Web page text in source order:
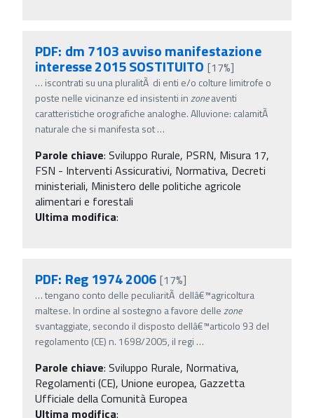
PDF: dm 7103 avviso manifestazione
interesse 2015 SOSTITUITO [17%]
… iscontrati su una pluralitÃ di enti e/o colture limitrofe o
poste nelle vicinanze ed insistenti inzoneaventi
caratteristiche orografiche analoghe. Alluvione: calamitÃ
naturale che si manifesta sot…
Parole chiave: Sviluppo Rurale, PSRN, Misura 17,
FSN - Interventi Assicurativi, Normativa, Decreti
ministeriali, Ministero delle politiche agricole
alimentari e forestali
Ultima modifica:
PDF: Reg 1974 2006 [17%]
…tengano conto delle peculiaritÃ dellâ€™agricoltura
maltese. In ordine al sostegno a favore dellezone
svantaggiate, secondo il disposto dellâ€™articolo 93 del
regolamento (CE) n. 1698/2005, il regi …
Parole chiave: Sviluppo Rurale, Normativa,
Regolamenti (CE), Unione europea, Gazzetta
Ufficiale della Comunità Europea
Ultima modifica: